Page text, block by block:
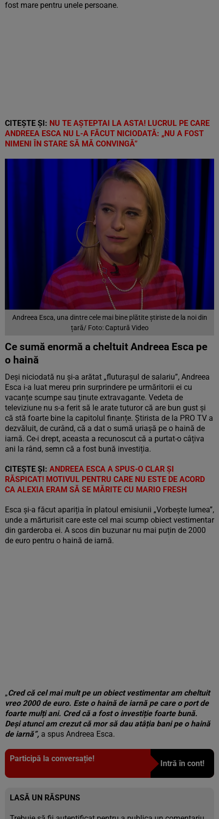
fost mare pentru unele persoane.
CITEȘTE ȘI: NU TE AȘTEPTAI LA ASTA! LUCRUL PE CARE
ANDREEA ESCA NU L-A FĂCUT NICIODATĂ: „NU A FOST
NIMENI ÎN STARE SĂ MĂ CONVINGĂ”
Andreea Esca, una dintre cele mai bine plătite știriste de la noi din
țară/ Foto: Captură Video
Ce sumă enormă a cheltuit Andreea Esca pe
o haină
Deși niciodată nu și-a arătat „fluturașul de salariu”, Andreea
Esca i-a luat mereu prin surprindere pe urmăritorii ei cu
vacanțe scumpe sau ținute extravagante. Vedeta de
televiziune nu s-a ferit să le arate tuturor că are bun gust și
că stă foarte bine la capitolul finanțe. Știrista de la PRO TV a
dezvăluit, de curând, că a dat o sumă uriașă pe o haină de
iarnă. Ce-i drept, aceasta a recunoscut că a purtat-o câțiva
ani la rând, semn că a fost bună investiția.
CITEȘTE ȘI: ANDREEA ESCA A SPUS-O CLAR ȘI
RĂSPICAT! MOTIVUL PENTRU CARE NU ESTE DE ACORD
CA ALEXIA ERAM SĂ SE MĂRITE CU MARIO FRESH
Esca și-a făcut apariția în platoul emisiunii „Vorbește lumea”,
unde a mărturisit care este cel mai scump obiect vestimentar
din garderoba ei. A scos din buzunar nu mai puțin de 2000
de euro pentru o haină de iarnă.
„Cred că cel mai mult pe un obiect vestimentar am cheltuit
vreo 2000 de euro. Este o haină de iarnă pe care o port de
foarte mulți ani. Cred că a fost o investiție foarte bună.
Deși atunci am crezut că mor să dau atâția bani pe o haină
de iarnă”, a spus Andreea Esca.
Participă la conversație!
Intră în cont!
LASĂ UN RĂSPUNS